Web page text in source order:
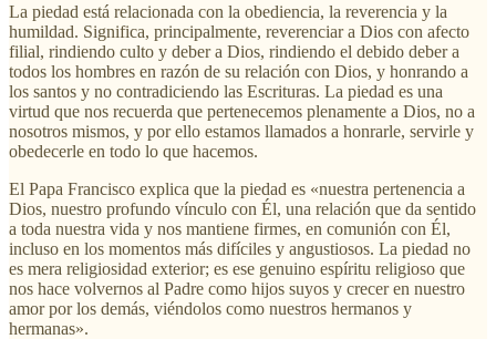
La piedad está relacionada con la obediencia, la reverencia y la
humildad. Significa, principalmente, reverenciar a Dios con afecto
filial, rindiendo culto y deber a Dios, rindiendo el debido deber a
todos los hombres en razón de su relación con Dios, y honrando a
los santos y no contradiciendo las Escrituras. La piedad es una
virtud que nos recuerda que pertenecemos plenamente a Dios, no a
nosotros mismos, y por ello estamos llamados a honrarle, servirle y
obedecerle en todo lo que hacemos.
El Papa Francisco explica que la piedad es «nuestra pertenencia a
Dios, nuestro profundo vínculo con Él, una relación que da sentido
a toda nuestra vida y nos mantiene firmes, en comunión con Él,
incluso en los momentos más difíciles y angustiosos. La piedad no
es mera religiosidad exterior; es ese genuino espíritu religioso que
nos hace volvernos al Padre como hijos suyos y crecer en nuestro
amor por los demás, viéndolos como nuestros hermanos y
hermanas».